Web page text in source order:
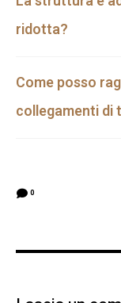
ridotta?
Come posso
collegamenti di
0